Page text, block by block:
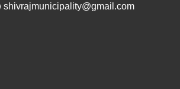
shivrajmunicipality@gmail.com